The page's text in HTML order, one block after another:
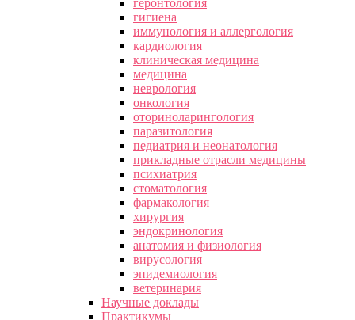
геронтология
гигиена
иммунология и аллергология
кардиология
клиническая медицина
медицина
неврология
онкология
оториноларингология
паразитология
педиатрия и неонатология
прикладные отрасли медицины
психиатрия
стоматология
фармакология
хирургия
эндокринология
анатомия и физиология
вирусология
эпидемиология
ветеринария
Научные доклады
Практикумы